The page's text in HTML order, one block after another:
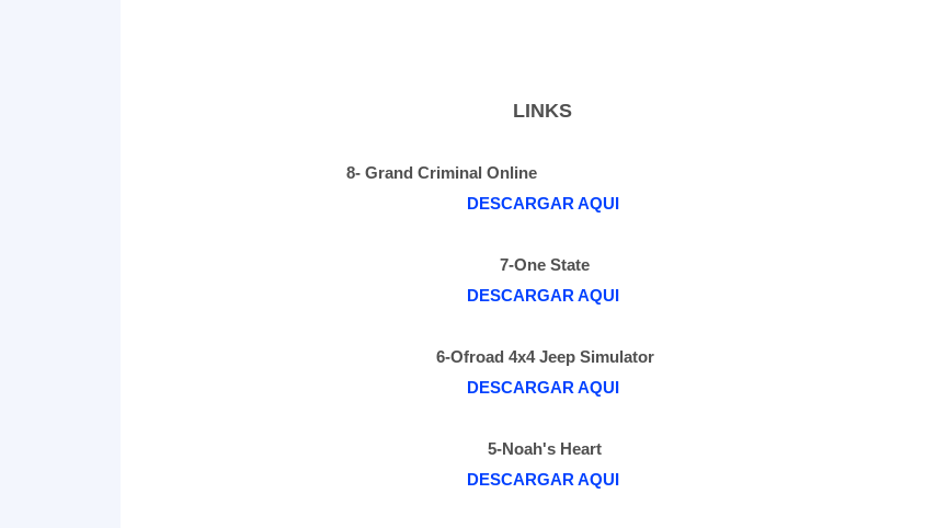
LINKS
8- Grand Criminal Online
DESCARGAR AQUI
7-One State
DESCARGAR AQUI
6-Ofroad 4x4 Jeep Simulator
DESCARGAR AQUI
5-Noah's Heart
DESCARGAR AQUI